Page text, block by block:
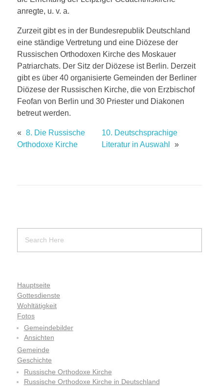
anregte, u. v. a.
Zurzeit gibt es in der Bundesrepublik Deutschland
eine ständige Vertretung und eine Diözese der
Russischen Orthodoxen Kirche des Moskauer
Patriarchats. Der Sitz der Diözese ist Berlin. Derzeit
gibt es über 40 organisierte Gemeinden der Berliner
Diözese der Russischen Kirche, die von Erzbischof
Feofan von Berlin und 30 Priester und Diakonen
betreut werden.
« 8. Die Russische
Orthodoxe Kirche
10. Deutschsprachige
Literatur in Auswahl
»
Hauptseite
Gottesdienste
Wohltätigkeit
Fotos
Gemeindebilder
Ansichten
Gemeinde
Geschichte
Russische Orthodoxe Kirche
Russische Orthodoxe Kirche in Deutschland